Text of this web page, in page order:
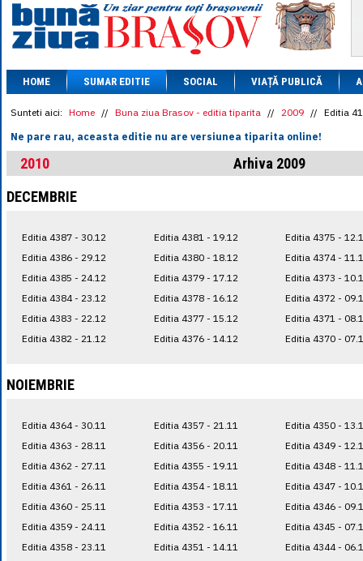
1 XAU= 464.4611
1 AED= 1.1933
1 AUD= 2.7957
1 BGN= 2.5449
1 CAD= 3.1559
1 CHF= 5.2813
1 CNY= 0.6015
1 DKK= 0.6668
1 EGP= 0.0860
1 HUF= 1.2223
1 MXN= 0.2227
1 NOK= 0.4191
1 RSD= 0.0425
1 RUB= 0.0530
1 TRY= 0.1141
HOME SUMAR EDITIE SOCIAL VIAȚĂ PUBLICĂ
Sunteti aici: Home // Buna ziua Brasov - editia tiparita // 2009 // Editia
Ne pare rau, aceasta editie nu are versiunea tiparita online!
2010
Arhiva 2009
DECEMBRIE
Editia 4387 - 30.12
Editia 4386 - 29.12
Editia 4385 - 24.12
Editia 4384 - 23.12
Editia 4383 - 22.12
Editia 4382 - 21.12
Editia 4381 - 19.12
Editia 4380 - 18.12
Editia 4379 - 17.12
Editia 4378 - 16.12
Editia 4377 - 15.12
Editia 4376 - 14.12
Editia 4375 -
Editia 4374 -
Editia 4373 -
Editia 4372 -
Editia 4371 -
Editia 4370 -
NOIEMBRIE
Editia 4364 - 30.11
Editia 4363 - 28.11
Editia 4362 - 27.11
Editia 4361 - 26.11
Editia 4360 - 25.11
Editia 4359 - 24.11
Editia 4358 - 23.11
Editia 4357 - 21.11
Editia 4356 - 20.11
Editia 4355 - 19.11
Editia 4354 - 18.11
Editia 4353 - 17.11
Editia 4352 - 16.11
Editia 4351 - 14.11
Editia 4350 -
Editia 4349 -
Editia 4348 -
Editia 4347 -
Editia 4346 -
Editia 4345 -
Editia 4344 -